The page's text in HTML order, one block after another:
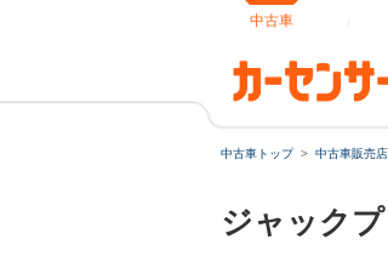
中古車
中古車トップ 中古車販売
ジャック